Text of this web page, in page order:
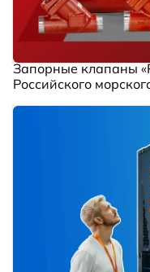
Запорные клапаны
Российского